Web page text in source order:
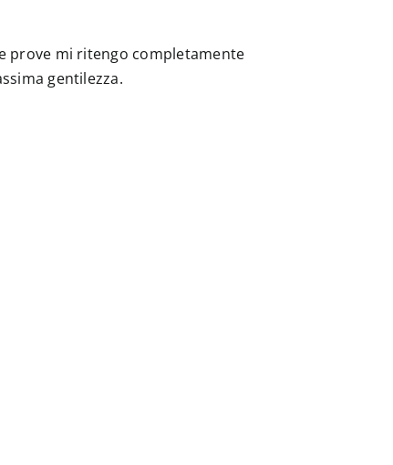
prove mi ritengo completamente
gentilezza.